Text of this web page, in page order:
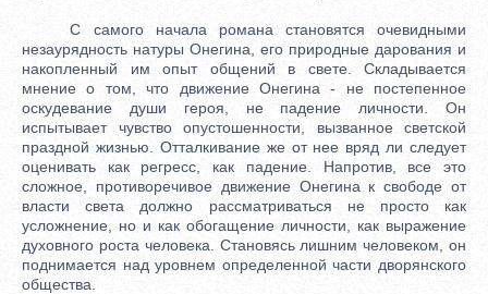
С самого начала романа становятся очевидными
незаурядность натуры Онегина, его природные дарования и
накопленный им опыт общений в свете. Складывается
мнение о том, что движение Онегина - не постепенное
оскудевание души героя, не падение личности. Он
испытывает чувство опустошенности, вызванное светской
праздной жизнью. Отталкивание же от нее вряд ли следует
оценивать как регресс, как падение. Напротив, все это
сложное, противоречивое движение Онегина к свободе от
власти света должно рассматриваться не просто как
усложнение, но и как обогащение личности, как выражение
духовного роста человека. Становясь лишним человеком, он
поднимается над уровнем определенной части дворянского
общества.